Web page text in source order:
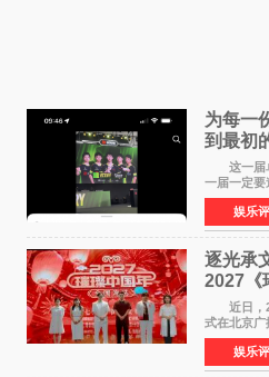
为每一
到最初
这一届卓
一届一定要
来到现场
已经落下
竞社负责人
娱乐
逐光承
2027《
作圆满
近日，
式在北京
华优秀传统
格、高质
矢志不渝的
娱乐